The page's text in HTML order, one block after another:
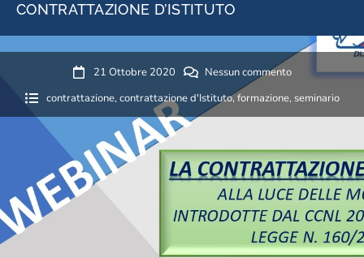
CONTRATTAZIONE D’ISTITUTO
21 Ottobre 2020
Nessun commento
contrattazione,contrattazione d'Istituto,formazione, seminario